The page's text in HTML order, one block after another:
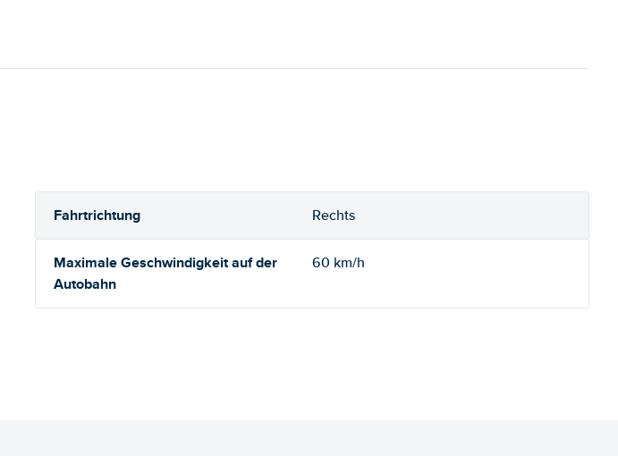
Fahrtrichtung Rechts
Maximale Geschwindigkeit auf der
Autobahn
60 km/h